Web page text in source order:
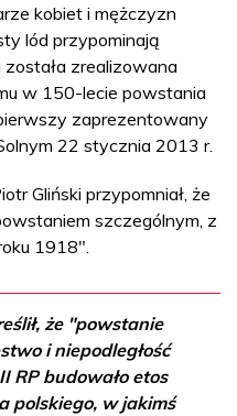
kobiet i mężczyzn
lód przypominają
została zrealizowana
w 150-lecie powstania
zaprezentowany
22 stycznia 2013 r.
Gliński przypomniał, że
szczególnym, z
1918".
że "powstanie
i niepodległość
RP budowało etos
polskiego, w jakimś